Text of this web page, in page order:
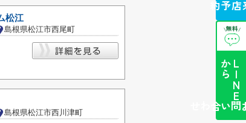
松江
島根県松江市西尾町
島根県松江市西川津町
来店予約
\無料/
L
I
N
E
か
ら